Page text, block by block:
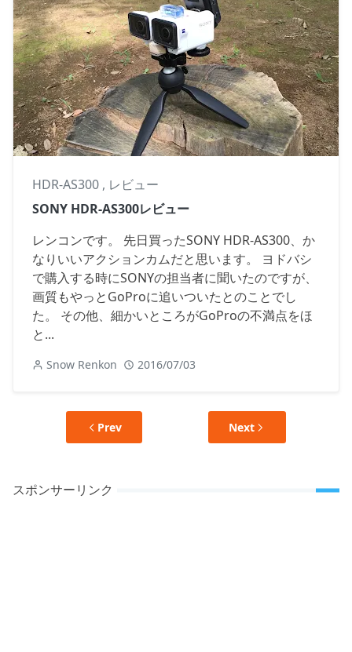
HDR-AS300 , レビュー
SONY HDR-AS300レビュー
レンコンです。 先日買ったSONY HDR-AS300、か
なりいいアクションカムだと思います。 ヨドバシ
で購入する時にSONYの担当者に聞いたのですが、
画質もやっとGoProに追いついたとのことでし
た。 その他、細かいところがGoProの不満点をほ
と...
Snow Renkon 2016/07/03
Prev Next
スポンサーリンク